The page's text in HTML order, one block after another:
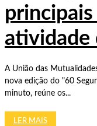
atividade
A União das
nova edição do "60
minuto, reúne os...
LER MAIS